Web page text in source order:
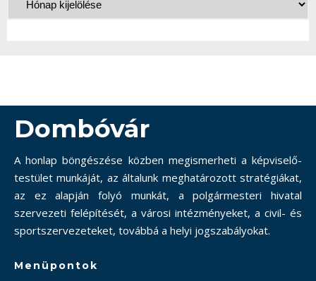
Dombóvár
A honlap böngészése közben megismerheti a képviselő-
testület munkáját, az általunk meghatározott stratégiákat,
az ez alapján folyó munkát, a polgármesteri hivatal
szervezeti felépítését, a városi intézményeket, a civil- és
sportszervezeteket, továbbá a helyi jogszabályokat.
Menüpontok